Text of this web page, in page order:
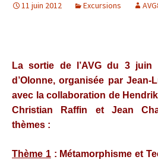
11 juin 2012 Excursions
La sortie de l’AVG du 3
d’Olonne, organisée par Jean-
avec la collaboration de
Christian Raffin et Jean
thèmes :
Thème 1: Métamorphisme et